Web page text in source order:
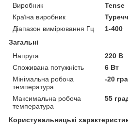
Виробник
Tense
Країна виробник
Діапазон вимірювання Гц
1-400
Загальні
Напруга
220 В
Споживана потужність
6 Вт
Мінімальна робоча
температура
-20
Максимальна робоча
температура
55
Користувальницькі